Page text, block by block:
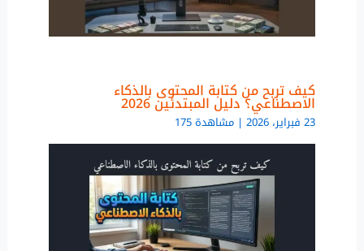
كيف تربح من كتابة المحتوى بالذكاء
الاصطناعي؟ دليل المبتدئين 2026
23 فبراير، 2026 | مشاهدة 175